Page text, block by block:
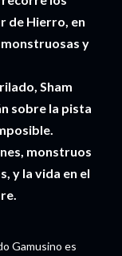
de Hierro, en
y
Sham
sobre la pista
monstruos
y la vida en el
Gamusino es